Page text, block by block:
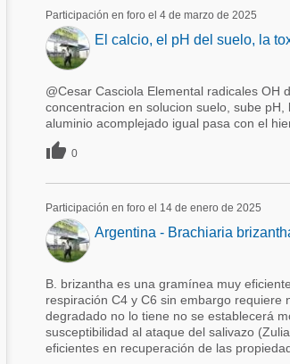
Avicultura
Porcicultura
Balanceados - Piensos
Avicultura
Porcicultura
Ganadería
Lechería
Participación en foro el 4 de marzo de 2025
El calcio, el pH del suelo, la
@Cesar Casciola Elemental radicales OH
concentracion en solucion suelo, sube
aluminio acomplejado igual pasa con el
 0
Participación en foro el 14 de enero de 2025
Argentina - Brachiaria
B. brizantha es una gramínea muy
respiración C4 y C6 sin embargo
degradado no lo tiene no se establecerá
susceptibilidad al ataque del salivazo
eficientes en recuperación de las